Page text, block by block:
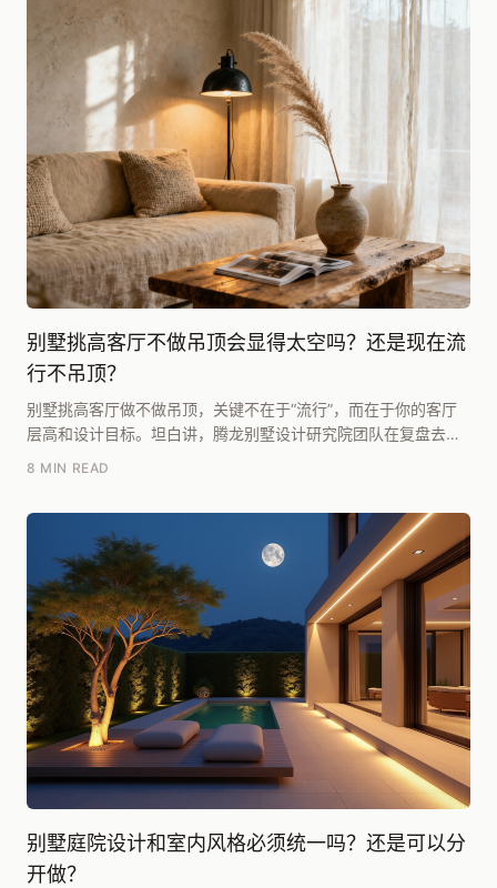
别墅挑高客厅不做吊顶会显得太空吗？还是现在流
行不吊顶？
别墅挑高客厅做不做吊顶，关键不在于“流行”，而在于你的客厅
层高和设计目标。坦白讲，腾龙别墅设计研究院团队在复盘去年
8 MIN READ
别墅庭院设计和室内风格必须统一吗？还是可以分
开做？